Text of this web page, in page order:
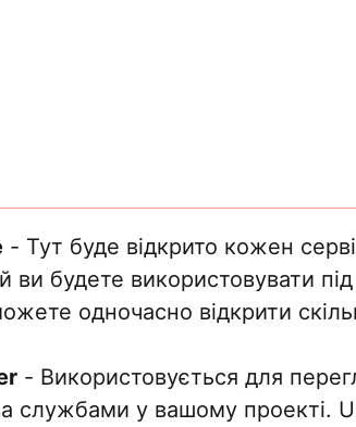
- Тут буде відкрито кожен
ви будете використовувати
одночасно відкрити
- Використовується для
службами у вашому проекті.